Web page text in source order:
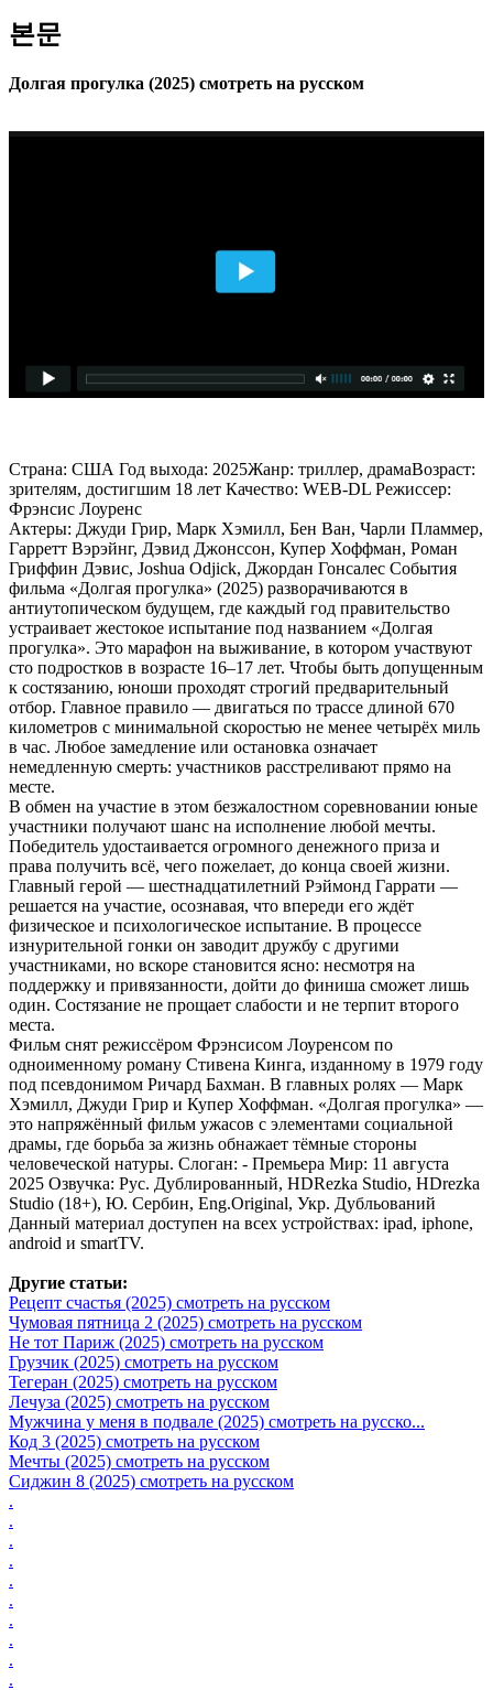
본문
Долгая прогулка (2025) смотреть на русском
Страна: США Год выхода: 2025Жанр: триллер, драмаВозраст:
зрителям, достигшим 18 лет Качество: WEB-DL Режиссер:
Фрэнсис Лоуренс
Актеры: Джуди Грир, Марк Хэмилл, Бен Ван, Чарли Пламмер,
Гарретт Вэрэйнг, Дэвид Джонссон, Купер Хоффман, Роман
Гриффин Дэвис, Joshua Odjick, Джордан Гонсалес События
фильма «Долгая прогулка» (2025) разворачиваются в
антиутопическом будущем, где каждый год правительство
устраивает жестокое испытание под названием «Долгая
прогулка». Это марафон на выживание, в котором участвуют
сто подростков в возрасте 16–17 лет. Чтобы быть допущенным
к состязанию, юноши проходят строгий предварительный
отбор. Главное правило — двигаться по трассе длиной 670
километров с минимальной скоростью не менее четырёх миль
в час. Любое замедление или остановка означает
немедленную смерть: участников расстреливают прямо на
месте.
В обмен на участие в этом безжалостном соревновании юные
участники получают шанс на исполнение любой мечты.
Победитель удостаивается огромного денежного приза и
права получить всё, чего пожелает, до конца своей жизни.
Главный герой — шестнадцатилетний Рэймонд Гаррати —
решается на участие, осознавая, что впереди его ждёт
физическое и психологическое испытание. В процессе
изнурительной гонки он заводит дружбу с другими
участниками, но вскоре становится ясно: несмотря на
поддержку и привязанности, дойти до финиша сможет лишь
один. Состязание не прощает слабости и не терпит второго
места.
Фильм снят режиссёром Фрэнсисом Лоуренсом по
одноименному роману Стивена Кинга, изданному в 1979 году
под псевдонимом Ричард Бахман. В главных ролях — Марк
Хэмилл, Джуди Грир и Купер Хоффман. «Долгая прогулка» —
это напряжённый фильм ужасов с элементами социальной
драмы, где борьба за жизнь обнажает тёмные стороны
человеческой натуры. Слоган: - Премьера Мир: 11 августа
2025 Озвучка: Рус. Дублированный, HDRezka Studio, HDrezka
Studio (18+), Ю. Сербин, Eng.Original, Укр. Дубльований
Данный материал доступен на всех устройствах: ipad, iphone,
android и smartTV.
Другие статьи:
Рецепт счастья (2025) смотреть на русском
Чумовая пятница 2 (2025) смотреть на русском
Не тот Париж (2025) смотреть на русском
Грузчик (2025) смотреть на русском
Тегеран (2025) смотреть на русском
Лечуза (2025) смотреть на русском
Мужчина у меня в подвале (2025) смотреть на русско...
Код 3 (2025) смотреть на русском
Мечты (2025) смотреть на русском
Сиджин 8 (2025) смотреть на русском
.
.
.
.
.
.
.
.
.
.